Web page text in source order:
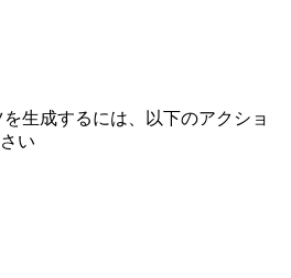
生成するには、以下のアクショ
い